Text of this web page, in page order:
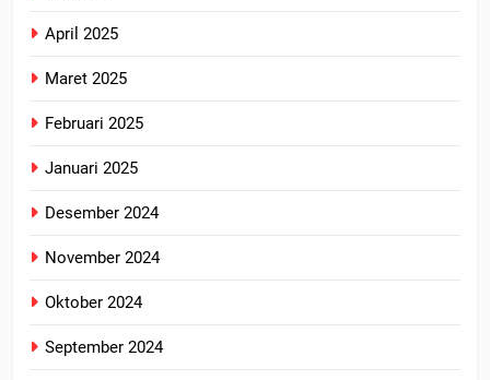
April 2025
Maret 2025
Februari 2025
Januari 2025
Desember 2024
November 2024
Oktober 2024
September 2024